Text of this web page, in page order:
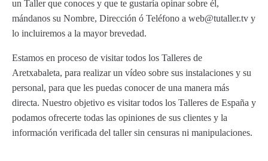
un Taller que conoces y que te gustaría opinar sobre él,
mándanos su Nombre, Dirección ó Teléfono a web@tutaller.tv y
lo incluiremos a la mayor brevedad.
Estamos en proceso de visitar todos los Talleres de
Aretxabaleta, para realizar un vídeo sobre sus instalaciones y su
personal, para que les puedas conocer de una manera más
directa. Nuestro objetivo es visitar todos los Talleres de España y
podamos ofrecerte todas las opiniones de sus clientes y la
información verificada del taller sin censuras ni manipulaciones.